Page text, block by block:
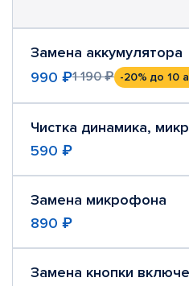
Замена аккумулятора
990 ₽1 190 ₽ -20% до 10
Чистка динамика,
590 ₽
Замена микрофона
890 ₽
Замена кнопки